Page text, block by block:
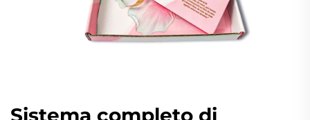
Sistema completo di